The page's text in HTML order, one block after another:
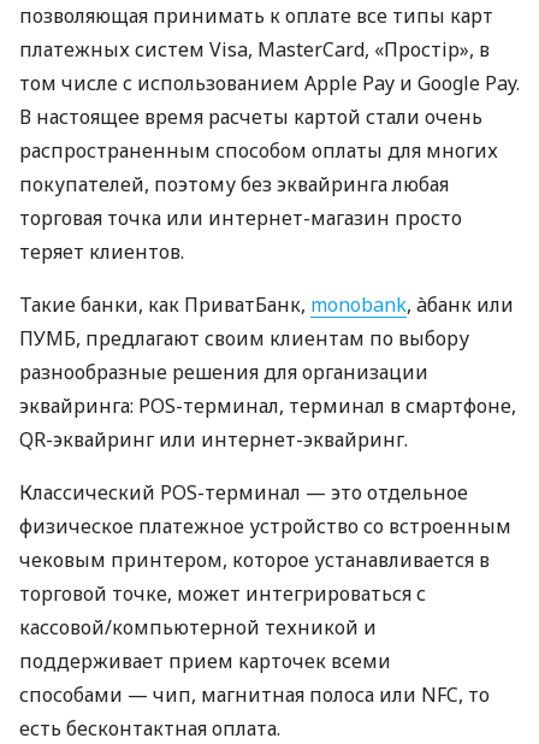
позволяющая принимать к оплате все типы карт
платежных систем Visa, MasterCard, «Простір», в
том числе с использованием Apple Pay и Google Pay.
В настоящее время расчеты картой стали очень
распространенным способом оплаты для многих
покупателей, поэтому без эквайринга любая
торговая точка или интернет-магазин просто
теряет клиентов.
Такие банки, как ПриватБанк, monobank, àбанк или
ПУМБ, предлагают своим клиентам по выбору
разнообразные решения для организации
эквайринга: POS-терминал, терминал в смартфоне,
QR-эквайринг или интернет-эквайринг.
Классический POS-терминал — это отдельное
физическое платежное устройство со встроенным
чековым принтером, которое устанавливается в
торговой точке, может интегрироваться с
кассовой/компьютерной техникой и
поддерживает прием карточек всеми
способами — чип, магнитная полоса или NFC, то
есть бесконтактная оплата.